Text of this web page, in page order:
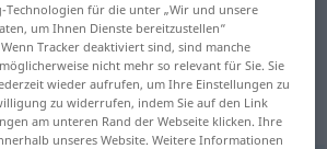
Deutsch Übersetzung
: noun
Technologien für die unter „Wir und unsere
um Ihnen Dienste bereitzustellen“
Tracker deaktiviert sind, sind manche
nicht mehr so relevant für Sie. Sie
wieder aufrufen, um Ihre Einstellungen zu
zu widerrufen, indem Sie auf den Link
am unteren Rand der Webseite klicken. Ihre
unseres Website. Weitere Informationen